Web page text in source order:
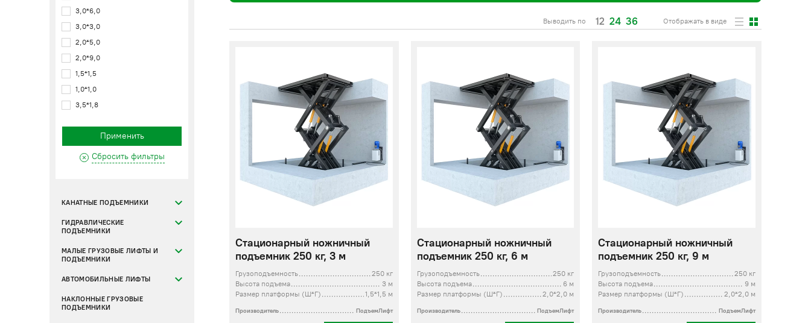
3,0*6,0
3,0*3,0
2,0*5,0
2,0*9,0
1,5*1,5
1,0*1,0
3,5*1,8
Применить
Сбросить фильтры
КАНАТНЫЕ ПОДЪЕМНИКИ
ГИДРАВЛИЧЕСКИЕ
ПОДЪЕМНИКИ
МАЛЫЕ ГРУЗОВЫЕ ЛИФТЫ И
ПОДЪЕМНИКИ
АВТОМОБИЛЬНЫЕ ЛИФТЫ
НАКЛОННЫЕ ГРУЗОВЫЕ
ПОДЪЕМНИКИ
Выводить по 12 24 36 Отображать в виде
Стационарный ножничный
подъемник 250 кг, 3 м
Грузоподъемность
250 кг
Высота подъема
3 м
Размер платформы (Ш*Г)
1,5*1,5 м
Производитель ПодъемЛифт
Стационарный ножничный
подъемник 250 кг, 6 м
Грузоподъемность
250 кг
Высота подъема
6 м
Размер платформы (Ш*Г)
2,0*2,0 м
Производитель ПодъемЛифт
Стационарный ножничный
подъемник 250 кг, 9 м
Грузоподъемность
250 кг
Высота подъема
9 м
Размер платформы (Ш*Г)
2,0*2,0 м
Производитель ПодъемЛифт